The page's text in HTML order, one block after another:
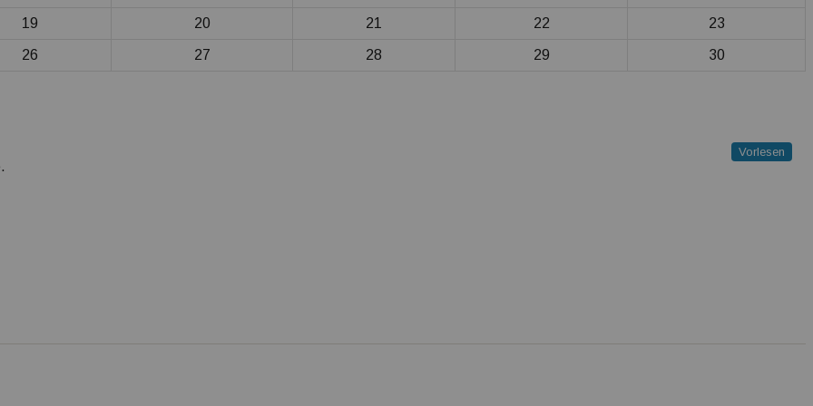
19 20 21 22 23
26 27 28 29 30
Vorlesen